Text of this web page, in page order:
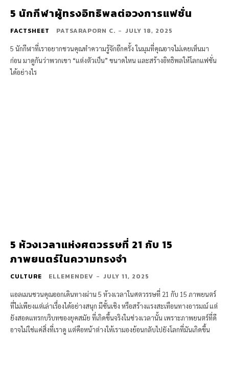
5 นักกีฬาผู้ทรงอิทธิพลต่อวงการแฟชั่น
FACTSHEET PATSARAPORN C. - JULY 18, 2025
5 นักกีฬาที่เราอยากชวนคุณทำความรู้จักอีกครั้ง ในมุมที่คุณอาจไม่เคยเห็นมา
ก่อน มาดูกันว่าพวกเขา “แต่งตัวเป็น” ขนาดไหน และสร้างอิทธิพลให้โลกแฟชั่น
ได้อย่างไร
5 ห้วงเวลาแห่งศตวรรษที่ 21 กับ 15
ภาพยนตร์ในความทรงจำ
CULTURE ELLEMENDEV - JULY 11, 2025
แอลเมนชวนคุณออกเดินทางผ่าน 5 ห้วงเวลาในศตวรรษที่ 21 กับ 15 ภาพยนตร์
ที่ไม่เพียงแต่เล่าเรื่องได้อย่างสนุก มีชั้นเชิง หรือสร้างแรงสะเทือนทางอารมณ์ แต่
ยังสอดแทรกบริบทของยุคสมัย ที่เกิดขึ้นจริงในช่วงเวลานั้น เพราะภาพยนตร์ที่ดี
อาจไม่ใช่แค่สิ่งที่เราดู แต่คือหน้าต่างให้เรามองย้อนกลับไปยังโลกที่มันเกิดขึ้น